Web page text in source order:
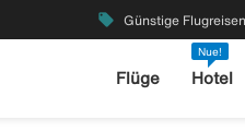
local_offer Günstige Flugreisen
Flüge
Nue!
Hotel